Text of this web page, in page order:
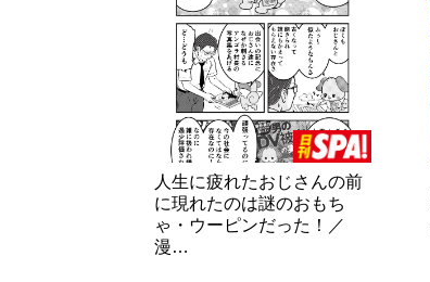
人生に疲れたおじさんの前
に現れたのは謎のおもち
ゃ・ウーピンだった！／
漫…